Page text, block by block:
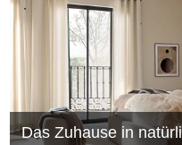
Das Zuhause in